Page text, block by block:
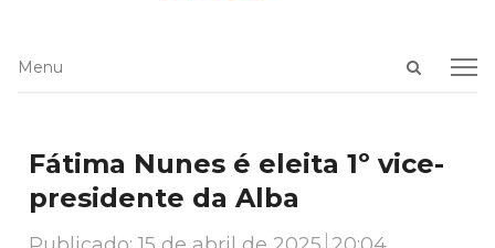
Open
Menu
Menu
Fátima Nunes é eleita 1º vice-
presidente da Alba